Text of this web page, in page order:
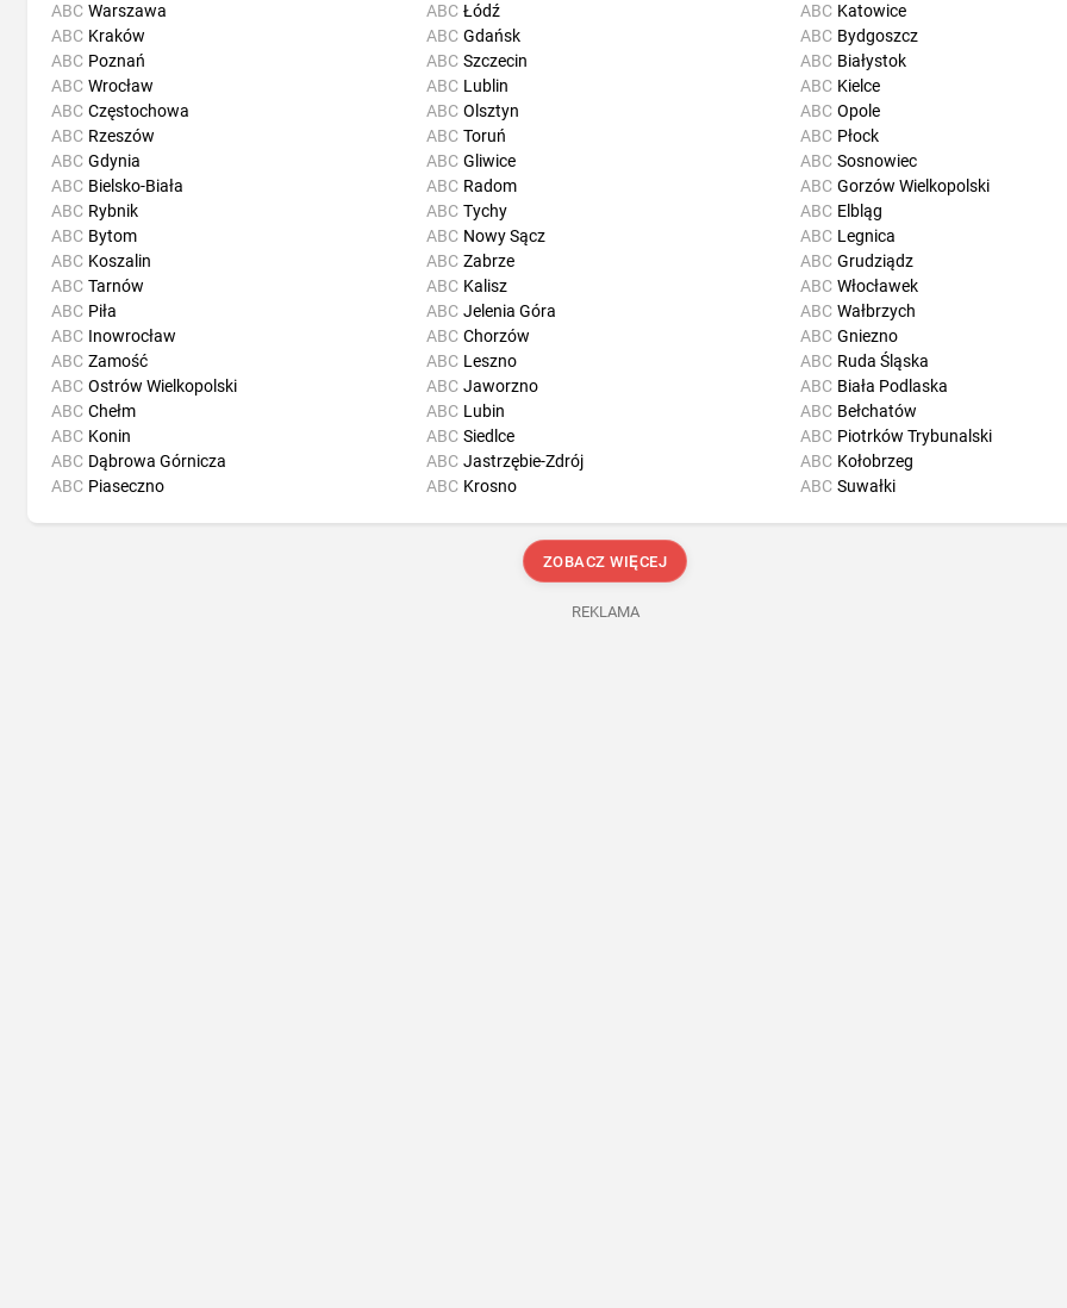
ABC Warszawa
ABC Kraków
ABC Poznań
ABC Wrocław
ABC Łódź
ABC Gdańsk
ABC Szczecin
ABC Lublin
ABC Katowice
ABC Bydgoszcz
ABC Białystok
ABC Kielce
ABC Częstochowa
ABC Rzeszów
ABC Gdynia
ABC Bielsko-Biała
ABC Olsztyn
ABC Toruń
ABC Gliwice
ABC Radom
ABC Opole
ABC Płock
ABC Sosnowiec
ABC Gorzów Wielkopolski
ABC Rybnik
ABC Bytom
ABC Koszalin
ABC Tarnów
ABC Tychy
ABC Nowy Sącz
ABC Zabrze
ABC Kalisz
ABC Elbląg
ABC Legnica
ABC Grudziądz
ABC Włocławek
ABC Piła
ABC Inowrocław
ABC Zamość
ABC Ostrów Wielkopolski
ABC Jelenia Góra
ABC Chorzów
ABC Leszno
ABC Jaworzno
ABC Wałbrzych
ABC Gniezno
ABC Ruda Śląska
ABC Biała Podlaska
ABC Chełm
ABC Konin
ABC Dąbrowa Górnicza
ABC Piaseczno
ABC Lubin
ABC Siedlce
ABC Jastrzębie-Zdrój
ABC Krosno
ABC Bełchatów
ABC Piotrków Trybunalski
ABC Kołobrzeg
ABC Suwałki
ZOBACZ WIĘCEJ
REKLAMA